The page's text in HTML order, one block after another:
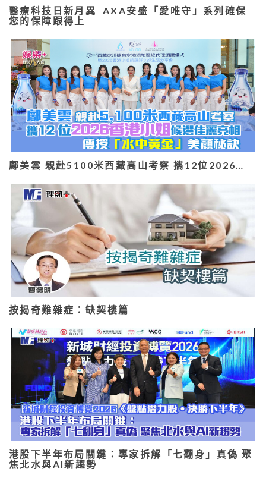
醫療科技日新月異 AXA安盛「愛唯守」系列確保
您的保障跟得上
鄺美雲 親赴5100米西藏高山考察 攜12位2026…
按揭奇難雜症：缺契樓篇
港股下半年布局關鍵：專家拆解「七翻身」真偽 聚
焦北水與AI新趨勢